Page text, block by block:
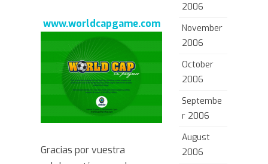
www.worldcapgame.com
Gracias por vuestra
2006
November
2006
October
2006
Septembe
r 2006
August
2006